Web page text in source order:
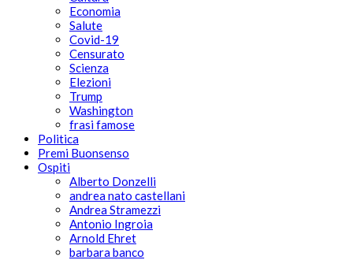
Economia
Salute
Covid-19
Censurato
Scienza
Elezioni
Trump
Washington
frasi famose
Politica
Premi Buonsenso
Ospiti
Alberto Donzelli
andrea nato castellani
Andrea Stramezzi
Antonio Ingroia
Arnold Ehret
barbara banco